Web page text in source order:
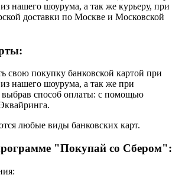
нашего шоурума, а так же курьеру, при
доставки по Москве и Московской
свою покупку банковской картой при
нашего шоурума, а так же при
выбрав способ оплаты: с помощью
любые виды банковских карт.
"Покупай со Сбером":